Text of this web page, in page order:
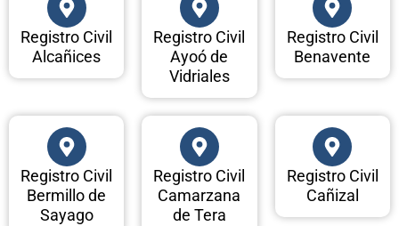
Registro Civil
Alcañices
Registro Civil
Ayoó de
Vidriales
Registro Civil
Benavente
Registro Civil
Bermillo de
Sayago
Registro Civil
Camarzana
de Tera
Registro Civil
Cañizal